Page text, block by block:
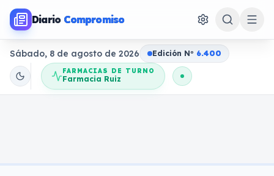
Diario Compromiso
Sábado, 8 de agosto de 2026 Edición No 6.400
FARMACIAS DE TURNO
Farmacia Ruiz